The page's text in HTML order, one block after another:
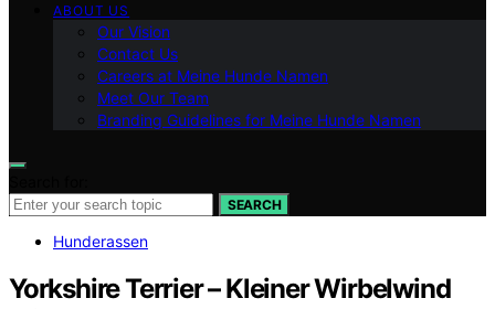
ABOUT US
Our Vision
Contact Us
Careers at Meine Hunde Namen
Meet Our Team
Branding Guidelines for Meine Hunde Namen
SEARCH
Hunderassen
Yorkshire Terrier – Kleiner Wirbelwind